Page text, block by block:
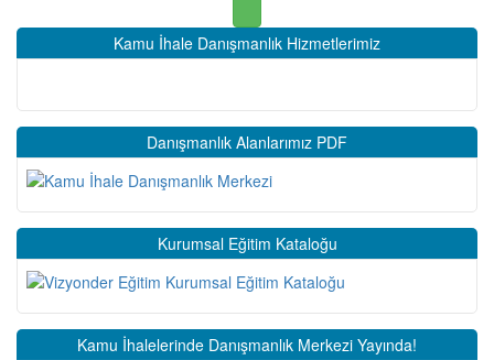
Kamu İhale Danışmanlık Hizmetlerimiz
Danışmanlık Alanlarımız PDF
Kurumsal Eğitim Kataloğu
Kamu İhalelerinde Danışmanlık Merkezi Yayında!